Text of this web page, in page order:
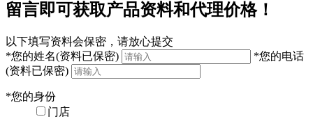
留言即可获取产品资料和代理价格！
以下填写资料会保密，请放心提交
*您的姓名(资料已保密) *您的电话
(资料已保密)
*您的身份
门店